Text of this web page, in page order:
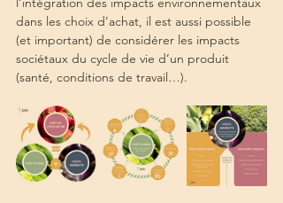
dans les choix d’achat, il est aussi possible
(et important) de considérer les impacts
sociétaux du cycle de vie d’un produit
(santé, conditions de travail…).